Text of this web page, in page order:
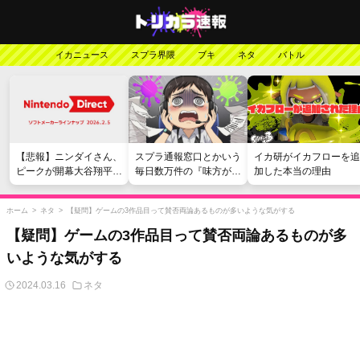
イカニュース スプラ界隈 ブキ ネタ バトル
【悲報】ニンダイさん、
ピークが開幕大谷翔平の
がっかりダイレクトだっ
たと言われてしまう
スプラ通報窓口とかいう
毎日数万件の『味方が弱
い』愚痴を読まされる苦
行
イカ研がイカフローを追
加した本当の理由
ホーム > ネタ > 【疑問】ゲームの3作品目って賛否両論あるものが多いような気がする
【疑問】ゲームの3作品目って賛否両論あるものが多
いような気がする
2024.03.16 ネタ